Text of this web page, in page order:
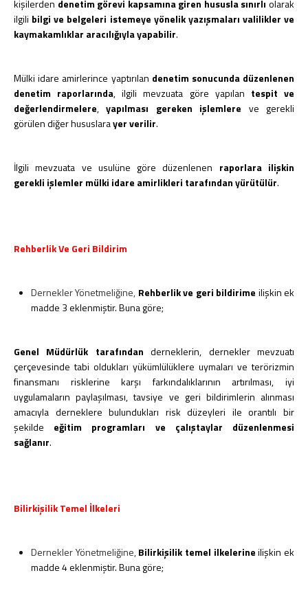
kişilerden denetim görevi kapsamına giren hususla sınırlı olarak
ilgili bilgi ve belgeleri istemeye yönelik yazışmaları valilikler ve
kaymakamlıklar aracılığıyla yapabilir.
Mülki idare amirlerince yaptırılan denetim sonucunda düzenlenen
denetim raporlarında, ilgili mevzuata göre yapılan tespit ve
değerlendirmelere,yapılması gereken işlemlere ve gerekli
görülen diğer hususlarayer verilir.
İlgili mevzuata ve usulüne göre düzenlenen raporlara ilişkin
gerekli işlemler mülki idare amirlikleri tarafından yürütülür.
Rehberlik Ve Geri Bildirim
Dernekler Yönetmeliğine, Rehberlik ve geri bildirime ilişkin ek
madde 3 eklenmiştir. Buna göre;
Genel Müdürlük tarafından derneklerin, dernekler mevzuatı
çerçevesinde tabi oldukları yükümlülüklere uymaları ve terörizmin
finansmanı risklerine karşı farkındalıklarının artırılması, iyi
uygulamaların paylaşılması, tavsiye ve geri bildirimlerin alınması
amacıyla derneklere bulundukları risk düzeyleri ile orantılı bir
şekilde eğitim programları ve çalıştaylar düzenlenmesi
sağlanır.
Bilirkişilik Temel İlkeleri
Dernekler Yönetmeliğine, Bilirkişilik temel ilkelerineilişkin ek
madde 4 eklenmiştir. Buna göre;